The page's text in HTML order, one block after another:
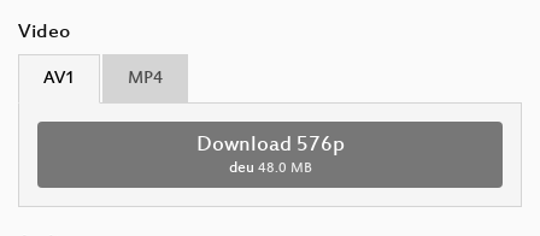
Video
AV1 MP4
Download 576p
deu 48.0 MB